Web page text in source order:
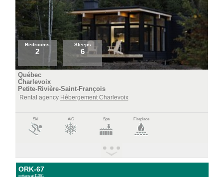
Bedrooms
2
Sleeps
6
Québec
Charlevoix
Petite-Rivière-Saint-François
Rental agency Hébergement Charlevoix
Ski A/C Spa Fireplace
ORK-67
cottage #:11061